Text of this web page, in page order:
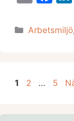
ai c
o
o
Kategorier
Arbetsmiljö
Sida
1 Sida
2 … Sida
5